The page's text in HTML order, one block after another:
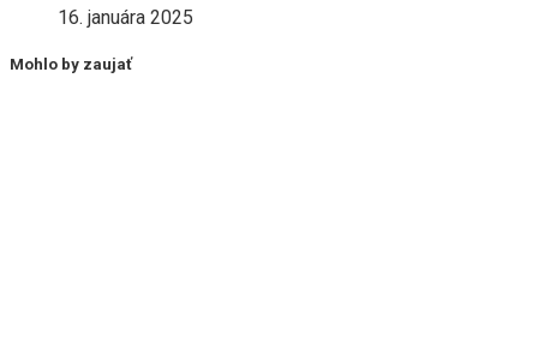
16. januára 2025
Mohlo by zaujať